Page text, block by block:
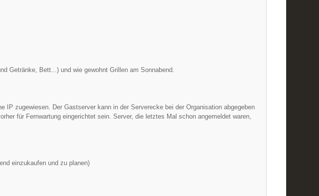
Getränke, Bett...) und wie gewohnt Grillen am Sonnabend.
IP zugewiesen. Der Gastserver kann in der Serverecke bei der Organisation abgegeben
für Fernwartung eingerichtet sein. Server, die letztes Mal schon angemeldet waren,
einzukaufen und zu planen)